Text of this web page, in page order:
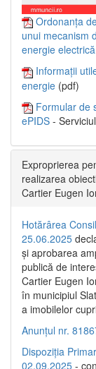
Ordonanța
unui mecanism
energie
Informații
energie (pdf)
Formular de
ePIDS -
Exproprierea
realizarea
Cartier Eugen
Hotărârea
25.06.2025
și aprobarea
publică de
Cartier Eugen
în municipiul
a imobilelor
Anunțul nr.
Dispoziția
02.09.2025 -